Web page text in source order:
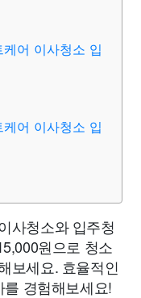
어 이사청소 입
어 이사청소 입
사청소와 입주청
원으로 청소
보세요. 효율적인
경험해보세요!